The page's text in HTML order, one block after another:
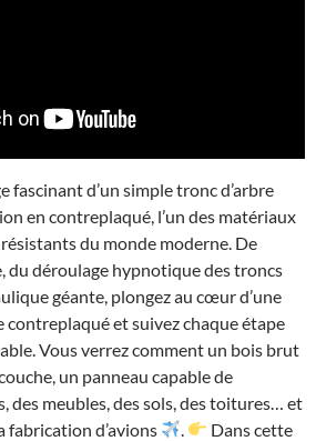
fascinant d’un simple tronc d’arbre
en contreplaqué, l’un des matériaux
du monde moderne. De
du déroulage hypnotique des troncs
géante, plongez au cœur d’une
contreplaqué et suivez chaque étape
Vous verrez comment un bois brut
un panneau capable de
des meubles, des sols, des toitures… et
fabrication d’avions
Dans cette